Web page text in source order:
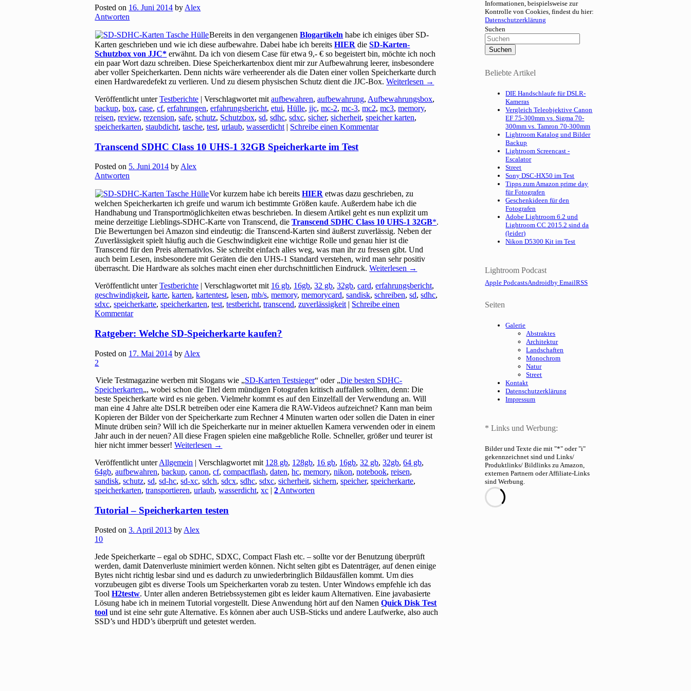
Posted on 16. Juni 2014 by Alex
Antworten
Bereits in den vergangenenBlogartikeln habe ich einiges über SD-
Karten geschrieben und wie ich diese aufbewahre. Dabei habe ich bereitsHIER dieSD-Karten-
Schutzbox von JJC
erwähnt. Da ich von diesem Case für etwa 9,- € so begeistert bin, möchte ich noch
ein paar Wort dazu schreiben. Diese Speicherkartenbox dient mir zur Aufbewahrung leerer, insbesondere
aber voller Speicherkarten. Denn nichts wäre verheerender als die Daten einer vollen Speicherkarte durch
einen Hardwaredefekt zu verlieren. Und zu diesem physischen Schutz dient die JJC-Box.Weiterlesen →
Veröffentlicht unter Testberichte |Verschlagwortet mit aufbewahren,aufbewahrung, Aufbewahrungsbox,
backup,box,case,cf,erfahrungen,erfahrungsbericht,etui,Hülle,jjc,mc-2,mc-3,mc2,mc3,memory,
reisen,review,rezension,safe,schutz, Schutzbox,sd,sdhc,sdxc,sicher,sicherheit,speicher karten,
speicherkarten,staubdicht,tasche,test,urlaub,wasserdicht | Schreibe einen Kommentar
Transcend SDHC Class 10 UHS-1 32GB Speicherkarte im Test
Posted on 5. Juni 2014 byAlex
Antworten
Vor kurzem habe ich bereitsHIER etwas dazu geschrieben, zu
welchen Speicherkarten ich greife und warum ich bestimmte Größen kaufe. Außerdem habe ich die
Handhabung und Transportmöglichkeiten etwas beschrieben. In diesem Artikel geht es nun explizit um
meine derzeitige Lieblings-SDHC-Karte von Transcend, dieTranscend SDHC Class 10 UHS-1 32GB .
Die Bewertungen bei Amazon sind eindeutig: die Transcend-Karten sind äußerst zuverlässig. Neben der
Zuverlässigkeit spielt häufig auch die Geschwindigkeit eine wichtige Rolle und genau hier ist die
Transcend für den Preis alternativlos. Sie schreibt einfach alles weg, was man ihr zu fressen gibt. Und
auch beim Lesen, insbesondere mit Geräten die den UHS-1 Standard verstehen, wird man sehr positiv
überrascht. Die Hardware als solches macht einen eher durchschnittlichen Eindruck.Weiterlesen →
Veröffentlicht unter Testberichte |Verschlagwortet mit 16 gb, 16gb,32 gb,32gb,card,erfahrungsbericht,
geschwindigkeit,karte,karten,kartentest,lesen,mb/s,memory,memorycard,sandisk,schreiben,sd,sdhc,
sdxc,speicherkarte,speicherkarten,test,testbericht,transcend,zuverlässigkeit | Schreibe einen
Kommentar
Ratgeber: Welche SD-Speicherkarte kaufen?
Posted on 17. Mai 2014 by Alex
2
Viele Testmagazine werben mit Slogans wie „SD-Karten Testsieger“ oder „Die besten SDHC-
Speicherkarten„, wobei schon die Titel dem mündigen Fotografen kritisch auffallen sollten, denn: Die
beste Speicherkarte wird es nie geben. Vielmehr kommt es auf den Einzelfall der Verwendung an. Will
man eine 4 Jahre alte DSLR betreiben oder eine Kamera die RAW-Videos aufzeichnet? Kann man beim
Kopieren der Bilder von der Speicherkarte zum Rechner 4 Minuten warten oder sollen die Daten in einer
Minute drüben sein? Will ich die Speicherkarte nur in meiner aktuellen Kamera verwenden oder in einem
Jahr auch in der neuen? All diese Fragen spielen eine maßgebliche Rolle. Schneller, größer und teurer ist
hier nicht immer besser!Weiterlesen →
Veröffentlicht unter Allgemein |Verschlagwortet mit 128 gb, 128gb, 16 gb, 16gb,32 gb,32gb,64 gb,
64gb,aufbewahren,backup,canon,cf,compactflash,daten,hc,memory,nikon,notebook,reisen,
sandisk,schutz,sd,sd-hc,sd-xc,sdch,sdcx,sdhc,sdxc,sicherheit,sichern,speicher,speicherkarte,
speicherkarten,transportieren,urlaub,wasserdicht,xc |2 Antworten
Tutorial – Speicherkarten testen
Posted on3. April 2013 by Alex
10
Jede Speicherkarte – egal ob SDHC, SDXC, Compact Flash etc. – sollte vor der Benutzung überprüft
werden, damit Datenverluste minimiert werden können. Nicht selten gibt es Datenträger, auf denen einige
Bytes nicht richtig lesbar sind und es dadurch zu unwiederbringlich Bildausfällen kommt. Um dies
vorzubeugen gibt es diverse Tools um Speicherkarten vorab zu testen. Unter Windows empfehle ich das
ToolH2testw. Unter allen anderen Betriebssystemen gibt es leider kaum Alternativen. Eine javabasierte
Lösung habe ich in meinem Tutorial vorgestellt. Diese Anwendung hört auf den NamenQuick Disk Test
tool und ist eine sehr gute Alternative. Es können aber auch USB-Sticks und andere Laufwerke, also auch
SSD’s und HDD’s überprüft und getestet werden.
Informationen, beispielsweise zur
Kontrolle von Cookies, findest du hier:
Datenschutzerklärung
Suchen
Beliebte Artikel
DIE Handschlaufe für DSLR-
Kameras
Vergleich Teleobjektive Canon
EF 75-300mm vs. Sigma 70-
300mm vs. Tamron 70-300mm
Lightroom Katalog und Bilder
Backup
Lightroom Screencast -
Escalator
Street
Sony DSC-HX50 im Test
Tipps zum Amazon prime day
für Fotografen
Geschenkideen für den
Fotografen
Adobe Lightroom 6.2 und
Lightroom CC 2015.2 sind da
(leider)
Nikon D5300 Kit im Test
Lightroom Podcast
Apple PodcastsAndroidby EmailRSS
Seiten
Galerie
Abstraktes
Architektur
Landschaften
Monochrom
Natur
Street
Kontakt
Datenschutzerklärung
Impressum
* Links und Werbung:
Bilder und Texte die mit "*" oder "i"
gekennzeichnet sind und Links/
Produktlinks/ Bildlinks zu Amazon,
externen Partnern oder Affiliate-Links
sind Werbung.